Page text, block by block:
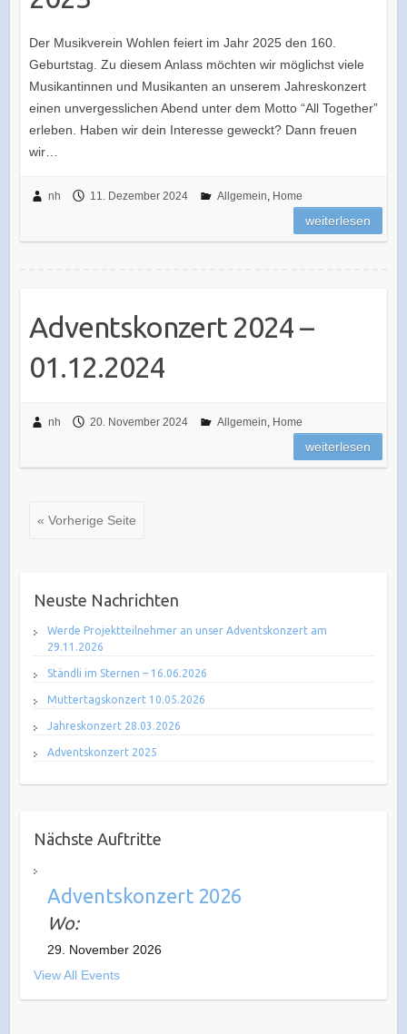
Der Musikverein Wohlen feiert im Jahr 2025 den 160.
Geburtstag. Zu diesem Anlass möchten wir möglichst viele
Musikantinnen und Musikanten an unserem Jahreskonzert
einen unvergesslichen Abend unter dem Motto “All Together”
erleben. Haben wir dein Interesse geweckt? Dann freuen
wir…
nh 11. Dezember 2024 Allgemein, Home
weiterlesen
Adventskonzert 2024 –
01.12.2024
nh 20. November 2024 Allgemein Home
weiterlesen
« Vorherige Seite
Neuste Nachrichten
Werde Projektteilnehmer an unser Adventskonzert am
29.11.2026
Ständli im Sternen – 16.06.2026
Muttertagskonzert 10.05.2026
Jahreskonzert 28.03.2026
Adventskonzert 2025
Nächste Auftritte
Adventskonzert 2026
Wo:
29. November 2026
View All Events